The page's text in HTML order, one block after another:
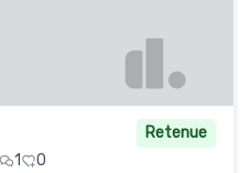
Retenue
1 0